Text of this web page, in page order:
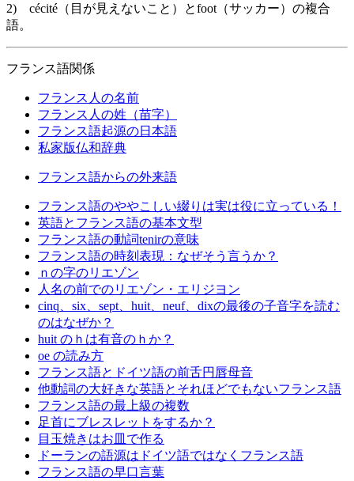
2) cécité（目が見えないこと）とfoot（サッカー）の複合
語。
フランス語関係
フランス人の名前
フランス人の姓（苗字）
フランス語起源の日本語
私家版仏和辞典
フランス語からの外来語
フランス語のややこしい綴りは実は役に立っている！
英語とフランス語の基本文型
フランス語の動詞tenirの意味
フランス語の時刻表現：なぜそう言うか？
ｎの字のリエゾン
人名の前でのリエゾン・エリジヨン
cinq、six、sept、huit、neuf、dixの最後の子音字を読む
のはなぜか？
huit のｈは有音のｈか？
oe の読み方
フランス語とドイツ語の前舌円唇母音
他動詞の大好きな英語とそれほどでもないフランス語
フランス語の最上級の複数
足首にブレスレットをするか？
目玉焼きはお皿で作る
ドーランの語源はドイツ語ではなくフランス語
フランス語の早口言葉